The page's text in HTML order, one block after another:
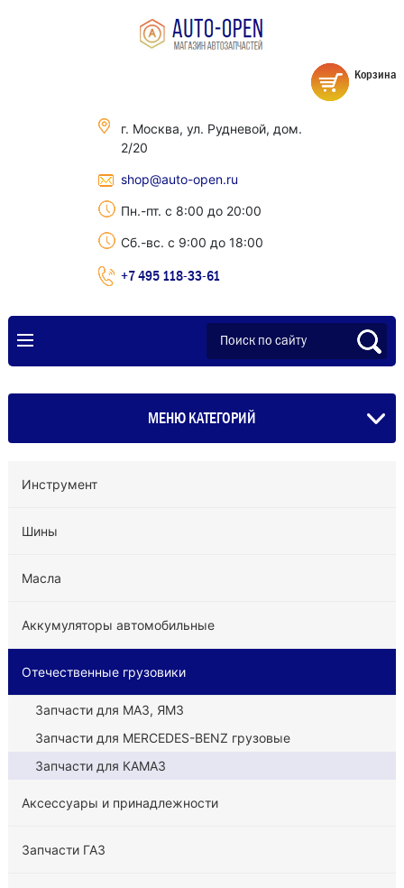
г. Москва, ул. Рудневой, дом.
2/20
shop@auto-open.ru
Пн.-пт. с 8:00 до 20:00
Сб.-вс. с 9:00 до 18:00
+7 495 118-33-61
Корзина
МЕНЮ КАТЕГОРИЙ
Инструмент
Шины
Масла
Аккумуляторы автомобильные
Отечественные грузовики
Запчасти для МАЗ, ЯМЗ
Запчасти для MERCEDES-BENZ грузовые
Запчасти для КАМАЗ
Аксессуары и принадлежности
Запчасти ГАЗ